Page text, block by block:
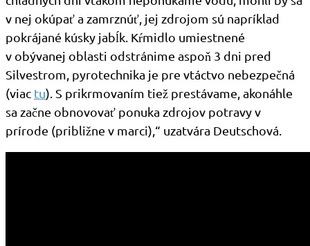
v nej okúpať a zamrznúť, jej zdrojom sú napríklad
pokrájané kúsky jabĺk. Kŕmidlo umiestnené
v obývanej oblasti odstránime aspoň 3 dni pred
Silvestrom, pyrotechnika je pre vtáctvo nebezpečná
(viac tu). S prikrmovaním tiež prestávame, akonáhle
sa začne obnovovať ponuka zdrojov potravy v
prírode (približne v marci),“ uzatvára Deutschová.